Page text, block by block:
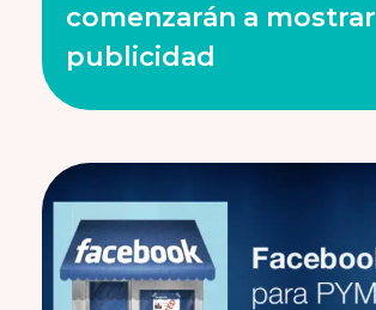
comenzarán a mostrar
publicidad